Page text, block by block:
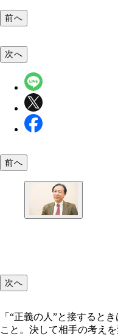
前へ
次へ
前へ
次へ
「“正義の人”と接すると
こと。決して相手の考え